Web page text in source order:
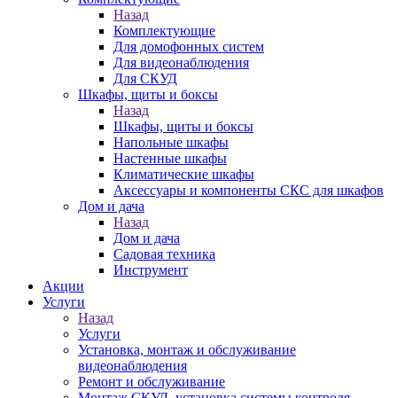
Назад
Комплектующие
Для домофонных систем
Для видеонаблюдения
Для СКУД
Шкафы, щиты и боксы
Назад
Шкафы, щиты и боксы
Напольные шкафы
Настенные шкафы
Климатические шкафы
Аксессуары и компоненты СКС для шкафов
Дом и дача
Назад
Дом и дача
Садовая техника
Инструмент
Акции
Услуги
Назад
Услуги
Установка, монтаж и обслуживание
видеонаблюдения
Ремонт и обслуживание